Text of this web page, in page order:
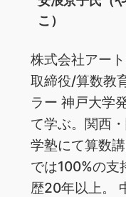
こ）
株式会社アー
取締役/算数教
ラー 神戸大学
て学ぶ。関西
学塾にて算数
では100%の支
歴20年以上。